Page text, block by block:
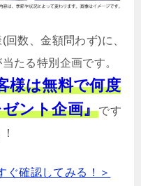
数、金額問わず)に、
たる特別企画です。
様は無料で何度
ント企画』です
ぐ確認してみる！＞